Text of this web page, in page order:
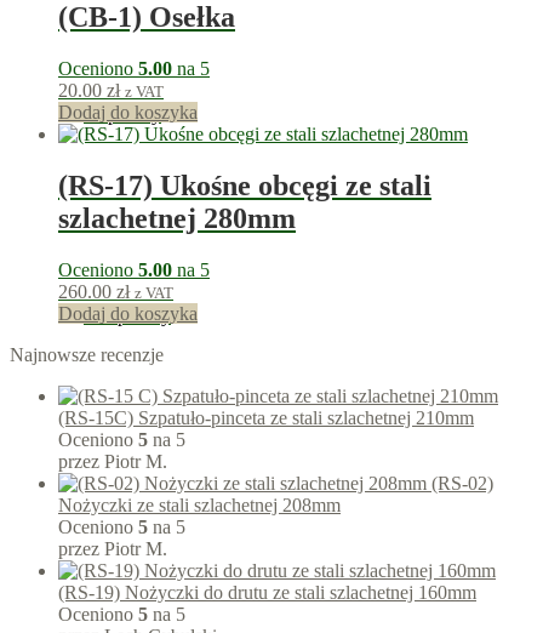
(CB-1) Osełka
Oceniono 5.00 na 5
20.00 zł z VAT
20punkty
Dodaj do koszyka
(RS-17) Ukośne obcęgi ze stali
szlachetnej 280mm
Oceniono 5.00 na 5
260.00 zł z VAT
260punkty
Dodaj do koszyka
Najnowsze recenzje
(RS-15C) Szpatuło-pinceta ze stali szlachetnej 210mm
Oceniono 5 na 5
przez Piotr M.
(RS-02)
Nożyczki ze stali szlachetnej 208mm
Oceniono 5 na 5
przez Piotr M.
(RS-19) Nożyczki do drutu ze stali szlachetnej 160mm
Oceniono 5 na 5